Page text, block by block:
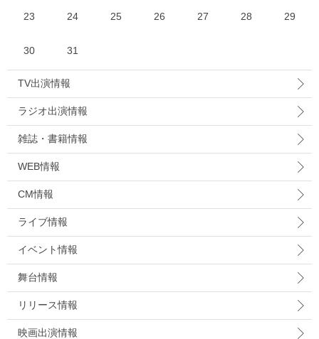
23 24 25 26 27 28 29
30 31
TV出演情報
ラジオ出演情報
雑誌・書籍情報
WEB情報
CM情報
ライブ情報
イベント情報
舞台情報
リリース情報
映画出演情報